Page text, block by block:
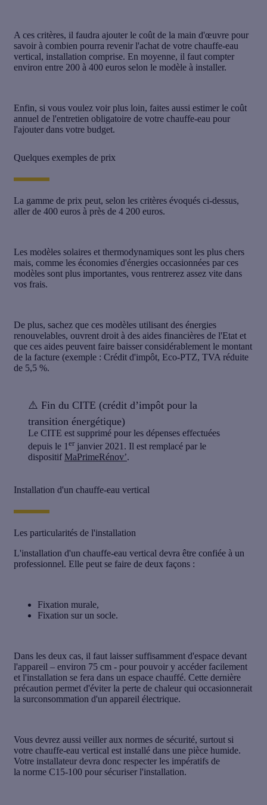
A ces critères, il faudra ajouter le coût de la main d'œuvre pour
savoir à combien pourra revenir l'achat de votre chauffe-eau
vertical, installation comprise. En moyenne, il faut compter
environ entre 200 à 400 euros selon le modèle à installer.
Enfin, si vous voulez voir plus loin, faites aussi estimer le coût
annuel de l'entretien obligatoire de votre chauffe-eau pour
l'ajouter dans votre budget.
Quelques exemples de prix
La gamme de prix peut, selon les critères évoqués ci-dessus,
aller de 400 euros à près de 4 200 euros.
Les modèles solaires et thermodynamiques sont les plus chers
mais, comme les économies d'énergies occasionnées par ces
modèles sont plus importantes, vous rentrerez assez vite dans
vos frais.
De plus, sachez que ces modèles utilisant des énergies
renouvelables, ouvrent droit à des aides financières de l'Etat et
que ces aides peuvent faire baisser considérablement le montant
de la facture (exemple : Crédit d'impôt, Eco-PTZ, TVA réduite
de 5,5 %.
⚠️ Fin du CITE (crédit d’impôt pour la
transition énergétique)
Le CITE est supprimé pour les dépenses effectuées
depuis le 1 er janvier 2021. Il est remplacé par le
dispositifMaPrimeRénov’.
Installation d'un chauffe-eau vertical
Les particularités de l'installation
L'installation d'un chauffe-eau vertical devra être confiée à un
professionnel. Elle peut se faire de deux façons :
Fixation murale,
Fixation sur un socle.
Dans les deux cas, il faut laisser suffisamment d'espace devant
l'appareil – environ 75 cm - pour pouvoir y accéder facilement
et l'installation se fera dans un espace chauffé. Cette dernière
précaution permet d'éviter la perte de chaleur qui occasionnerait
la surconsommation d'un appareil électrique.
Vous devrez aussi veiller aux normes de sécurité, surtout si
votre chauffe-eau vertical est installé dans une pièce humide.
Votre installateur devra donc respecter les impératifs de
la norme C15-100 pour sécuriser l'installation.